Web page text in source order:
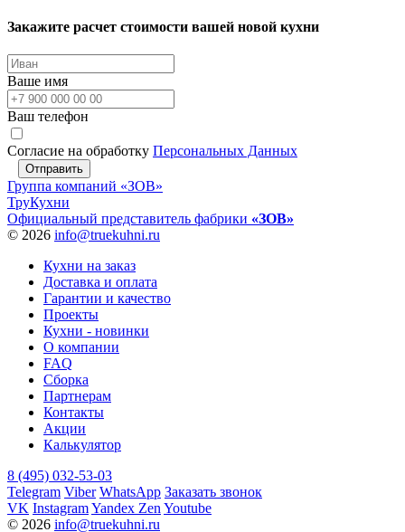
Закажите расчет стоимости вашей новой кухни
Ваше имя
Ваш телефон
Согласие на обработку Персональных Данных
Отправить
Группа компаний «ЗОВ»
ТруКухни
Официальный представитель фабрики «ЗОВ»
© 2026 info@truekuhni.ru
Кухни на заказ
Доставка и оплата
Гарантии и качество
Проекты
Кухни - новинки
О компании
FAQ
Сборка
Партнерам
Контакты
Акции
Калькулятор
8 (495) 032-53-03
Telegram Viber WhatsApp Заказать звонок
VK InstagramYandex Zen Youtube
© 2026 info@truekuhni.ru